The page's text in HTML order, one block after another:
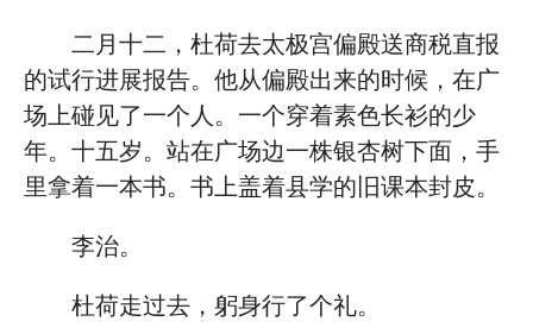
二月十二，杜荷去太极宫偏殿送商税直报
的试行进展报告。他从偏殿出来的时候，在广
场上碰见了一个人。一个穿着素色长衫的少
年。十五岁。站在广场边一株银杏树下面，手
里拿着一本书。书上盖着县学的旧课本封皮。
李治。
杜荷走过去，躬身行了个礼。